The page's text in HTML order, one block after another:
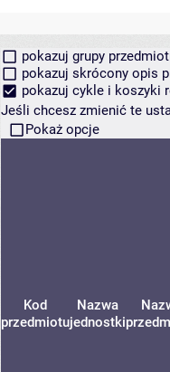
pokazuj grupy
pokazuj skrócony opis
pokazuj cykle i koszyki
Jeśli chcesz zmienić te
Pokaż opcje
Kod
przedmiotu
Nazwa
jednostki